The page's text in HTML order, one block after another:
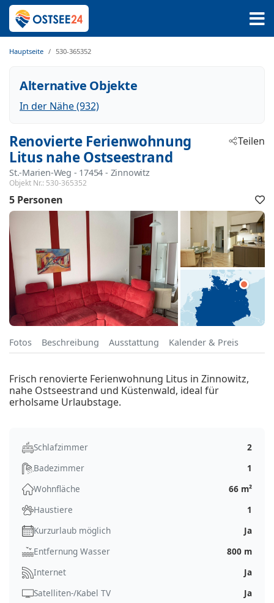
Hauptseite 530-365352
Alternative Objekte
In der Nähe (932)
Renovierte Ferienwohnung
Litus nahe Ostseestrand
St.-Marien-Weg - 17454 - Zinnowitz
Objekt Nr.: 530-365352
Teilen
5 Personen
Fotos Beschreibung Ausstattung Kalender & Preis
Frisch renovierte Ferienwohnung Litus in Zinnowitz,
nahe Ostseestrand und Küstenwald, ideal für
erholsame Urlaubstage.
Schlafzimmer
2
Badezimmer
1
Wohnfläche
66 m²
Haustiere
1
Kurzurlaub möglich
Ja
Entfernung Wasser
800 m
Internet
Ja
Satelliten-/Kabel TV
Ja